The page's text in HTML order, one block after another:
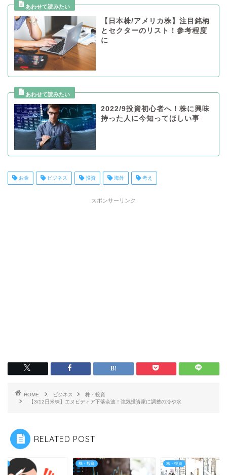
【日本株/アメリカ株】注目銘柄
とセクターのリスト！参考程度
に
2022/9投資初心者へ！株に興味
持った人に今知ってほしい事
お金 ビジネス 投資 海外 考え
スポンサーリンク
HOME ビジネス
株・投資
【3/12日米株】エヌビディア下落余波！強気投資家に調整の冷や水
RELATED POST
株・投資 株・投資